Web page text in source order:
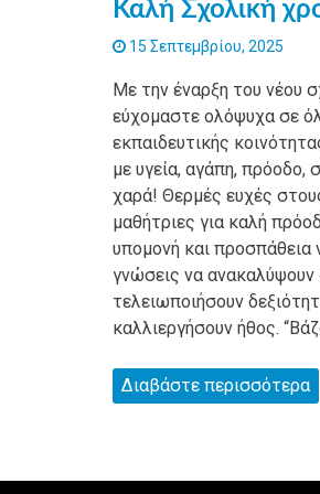
Καλή Σχολική
15 Σεπτεμβρίου, 2025
Με την έναρξη του νέου
εύχομαστε ολόψυχα σε
εκπαιδευτικής
με υγεία, αγάπη, πρόοδο,
χαρά! Θερμές ευχές
μαθήτριες για καλή
υπομονή και προσπάθεια
γνώσεις να ανακαλύψουν
τελειωποιήσουν
καλλιεργήσουν ήθος.
Διαβάστε περισσότερα